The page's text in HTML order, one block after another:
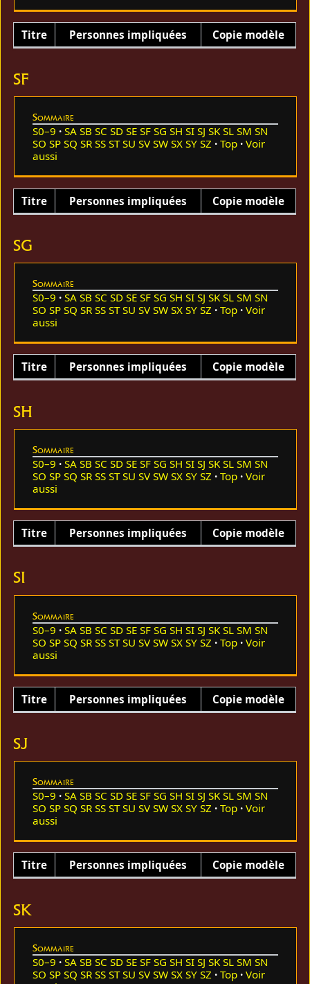
Titre Personnes impliquées Copie modèle
SF
Sommaire
S0–9 SA SB SC SD SE SF SG SH SI SJ SK SL SM SN
SO SP SQ SR SS ST SU SV SW SX SY SZ Top
Voir
aussi
Titre Personnes impliquées Copie modèle
SG
Sommaire
S0–9 SA SB SC SD SE SF SG SH SI SJ SK SL SM SN
SO SP SQ SR SS ST SU SV SW SX SY SZ Top
Voir
aussi
Titre Personnes impliquées Copie modèle
SH
Sommaire
S0–9 SA SB SC SD SE SF SG SH SI SJ SK SL SM SN
SO SP SQ SR SS ST SU SV SW SX SY SZ Top
Voir
aussi
Titre Personnes impliquées Copie modèle
SI
Sommaire
S0–9 SA SB SC SD SE SF SG SH SI SJ SK SL SM SN
SO SP SQ SR SS ST SU SV SW SX SY SZ Top
Voir
aussi
Titre Personnes impliquées Copie modèle
SJ
Sommaire
S0–9 SA SB SC SD SE SF SG SH SI SJ SK SL SM SN
SO SP SQ SR SS ST SU SV SW SX SY SZ Top
Voir
aussi
Titre Personnes impliquées Copie modèle
SK
Sommaire
S0–9 SA SB SC SD SE SF SG SH SI SJ SK SL SM SN
SO SP SQ SR SS ST SU SV SW SX SY SZ Top
Voir